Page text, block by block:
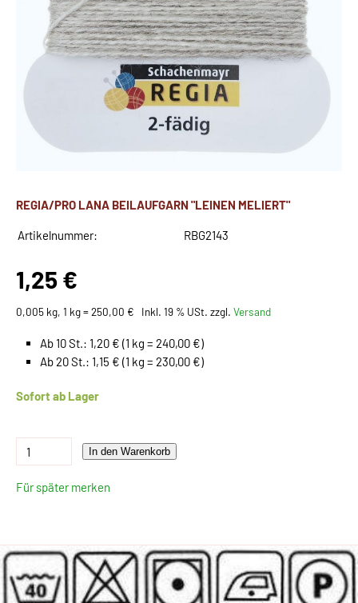
REGIA/PRO LANA BEILAUFGARN "LEINEN MELIERT"
Artikelnummer: RBG2143
1,25 €
0,005 kg, 1 kg = 250,00 € Inkl. 19 % USt. zzgl. Versand
Ab 10 St.: 1,20 € (1 kg = 240,00 €)
Ab 20 St.: 1,15 € (1 kg = 230,00 €)
Sofort ab Lager
In den Warenkorb
Für später merken